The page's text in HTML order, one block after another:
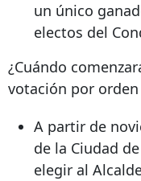
un único
electos del
¿Cuándo
votación por
A partir de
de la Ciudad
elegir al